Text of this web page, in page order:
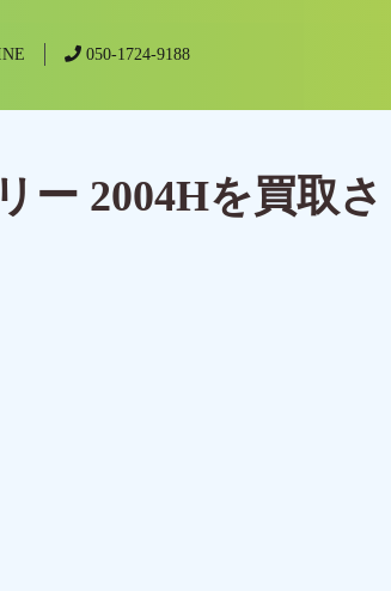
050-1724-9188
ー 2004Hを買取さ